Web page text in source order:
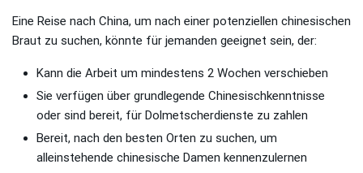
Eine Reise nach China, um nach einer potenziellen chinesischen
Braut zu suchen, könnte für jemanden geeignet sein, der:
Kann die Arbeit um mindestens 2 Wochen verschieben
Sie verfügen über grundlegende Chinesischkenntnisse
oder sind bereit, für Dolmetscherdienste zu zahlen
Bereit, nach den besten Orten zu suchen, um
alleinstehende chinesische Damen kennenzulernen